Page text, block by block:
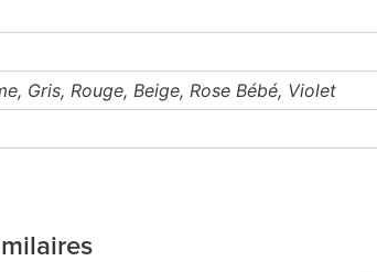
Gris, Rouge, Beige, Rose Bébé, Violet